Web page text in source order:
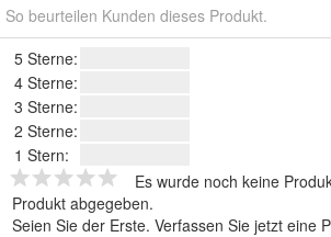
So beurteilen Kunden dieses Produkt.
5 Sterne:
4 Sterne:
3 Sterne:
2 Sterne:
1 Stern:
Es wurde noch keine
Produkt abgegeben.
Seien Sie der Erste. Verfassen Sie jetzt eine